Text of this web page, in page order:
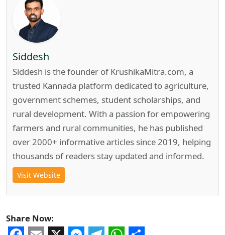
Siddesh
Siddesh is the founder of KrushikaMitra.com, a
trusted Kannada platform dedicated to agriculture,
government schemes, student scholarships, and
rural development. With a passion for empowering
farmers and rural communities, he has published
over 2000+ informative articles since 2019, helping
thousands of readers stay updated and informed.
Visit Website
Share Now: